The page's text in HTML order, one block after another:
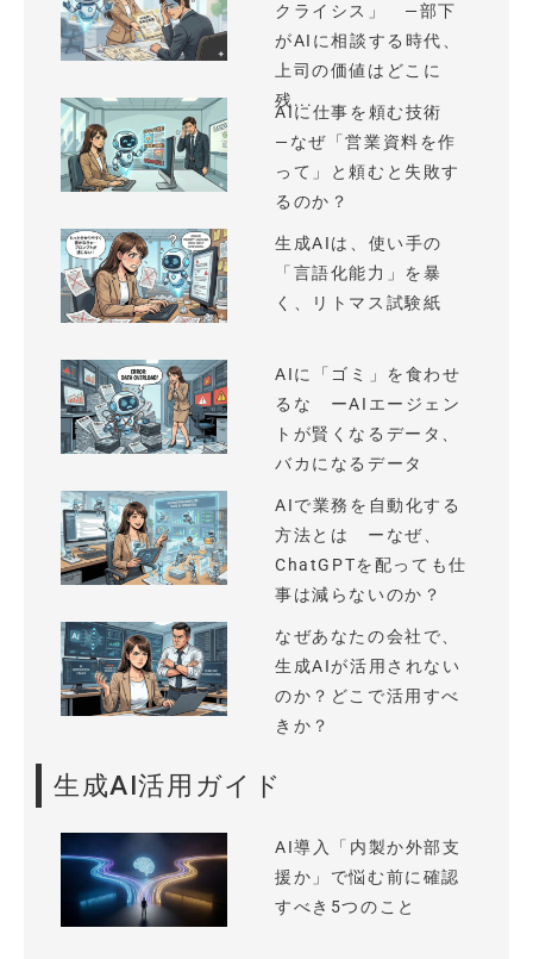
クライシス」 —部下
がAIに相談する時代、
上司の価値はどこに
残...
AIに仕事を頼む技術
—なぜ「営業資料を作
って」と頼むと失敗す
るのか？
生成AIは、使い手の
「言語化能力」を暴
く、リトマス試験紙
AIに「ゴミ」を食わせ
るな ーAIエージェン
トが賢くなるデータ、
バカになるデータ
AIで業務を自動化する
方法とは ーなぜ、
ChatGPTを配っても仕
事は減らないのか？
なぜあなたの会社で、
生成AIが活用されない
のか？どこで活用すべ
きか？
生成AI活用ガイド
AI導入「内製か外部支
援か」で悩む前に確認
すべき5つのこと